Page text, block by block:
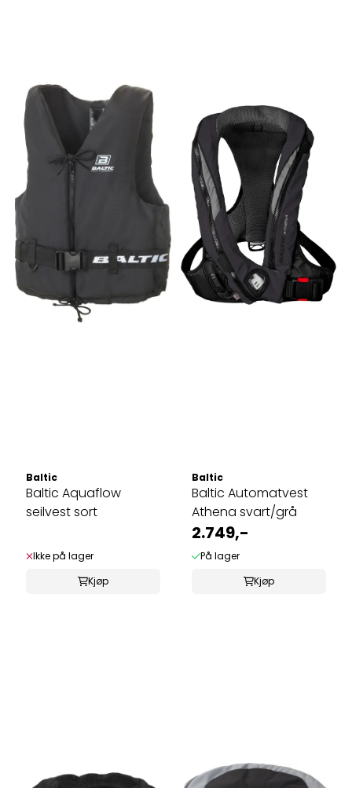
Baltic
Baltic Aquaflow
seilvest sort
Ikke på lager
Kjøp
Baltic
Baltic Automatvest
Athena svart/grå
2.749,-
På lager
Kjøp